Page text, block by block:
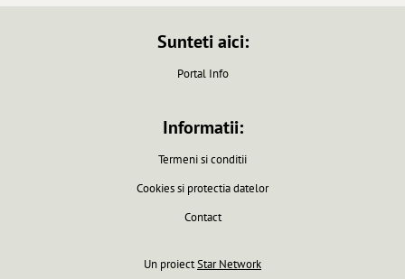
Sunteti aici:
Portal Info
Informatii:
Termeni si conditii
Cookies si protectia datelor
Contact
Un proiectStar Network